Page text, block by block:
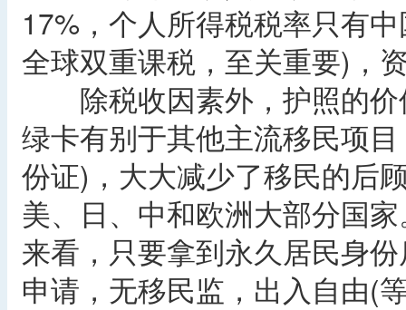
17%，个人所得税税率只有
全球双重课税，至关重要)，
除税收因素外，护照的价
绿卡有别于其他主流移民项
份证)，大大减少了移民的后
美、日、中和欧洲大部分国
来看，只要拿到永久居民身
申请，无移民监，出入自由(